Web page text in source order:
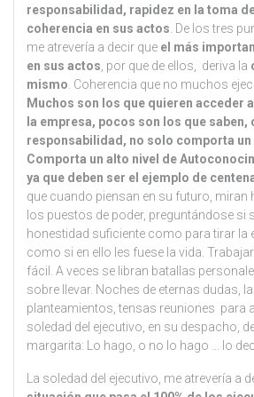
responsabilidad, rapidez en la toma
coherencia en sus actos. De los tres
me atrevería a decir que el más
en sus actos, por que de ellos, deriva la
mismo. Coherencia que no muchos
Muchos son los que quieren acceder
la empresa, pocos son los que saben,
responsabilidad, no solo comporta un
Comporta un alto nivel de
ya que deben ser el ejemplo de
que cuando piensan en su futuro, miran
los puestos de poder, preguntándose si
honestidad suficiente como para tirar la
como si en ello les fuese la vida.
fácil. A veces se libran batallas
sobre llevar. Noches de eternas dudas,
planteamientos, tensas reuniones para
soledad del ejecutivo, en su despacho,
margarita: Lo hago, o no lo hago … lo
La soledad del ejecutivo, me atrevería a